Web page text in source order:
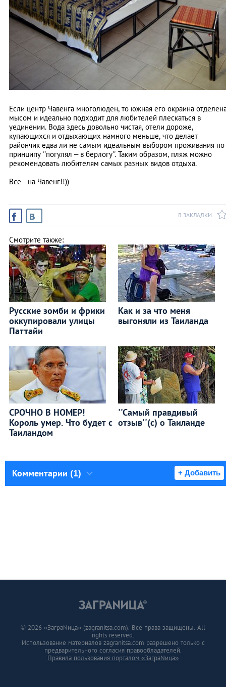
Если центр Чавенга многолюден, то южная его окраина
мысом и идеально подходит для любителей плескаться в
уединении. Вода здесь довольно чистая, отели дороже,
купающихся и отдыхающих намного меньше, что делает
райончик едва ли не самым идеальным выбором проживания по
принципу ''погулял – в берлогу''. Таким образом, пляж можно
рекомендовать любителям самых разных видов отдыха.
Все - на Чавенг!!))
В ЗАКЛАДКИ
Смотрите также:
Русские зомби и фрики
оккупировали улицы
Паттайи
Как и за что меня
выгоняли из Таиланда
СРОЧНО В НОМЕР!
Король умер. Что будет с
Таиландом
''Самый правдивый
отзыв''(с) о Таиланде
Комментарии (1) + Добавить
© 2026 «ЗаграNица» (zagranitsa.com). Все права защищены. All
rights reserved.
Использование материалов zagranitsa.com разрешено только с
предварительного согласия правообладателей.
Правила пользования порталом «ЗаграNица»